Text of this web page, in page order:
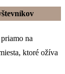
na
ktoré ožíva